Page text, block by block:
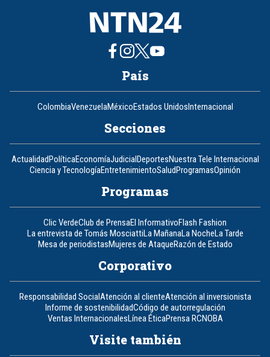
País
ColombiaVenezuelaMéxicoEstados UnidosInternacional
Secciones
ActualidadPolíticaEconomíaJudicialDeportesNuestra Tele Internacional
Ciencia y TecnologíaEntretenimientoSaludProgramasOpinión
Programas
Clic VerdeClub de PrensaEl InformativoFlash Fashion
La entrevista de Tomás MosciattiLa MañanaLa NocheLa Tarde
Mesa de periodistasMujeres de AtaqueRazón de Estado
Corporativo
Responsabilidad SocialAtención al clienteAtención al inversionista
Informe de sostenibilidadCódigo de autorregulación
Ventas InternacionalesLínea ÉticaPrensa RCNOBA
Visite también